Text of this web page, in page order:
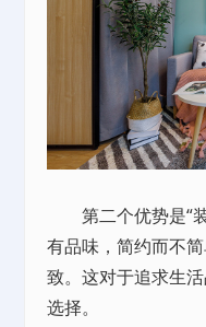
第二个优势是“装
有品味，简约而不
致。这对于追求生
选择。